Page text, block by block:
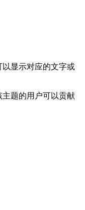
显示对应的文字或
题的用户可以贡献